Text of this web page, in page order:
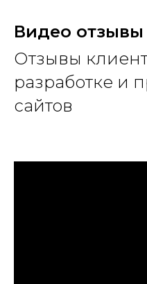
Видео отзывы
Отзывы
разработке и
сайтов